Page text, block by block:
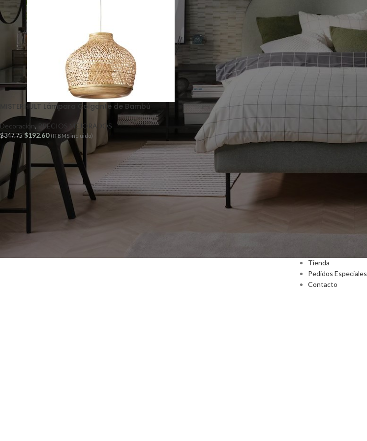
MISTERHULT Lámpara Colgante de Bambú
Decoración, PRECIOS MEJORADOS
$347.75 $192.60 (ITBMS incluido)
Tienda
Pedidos Especiales
Contacto